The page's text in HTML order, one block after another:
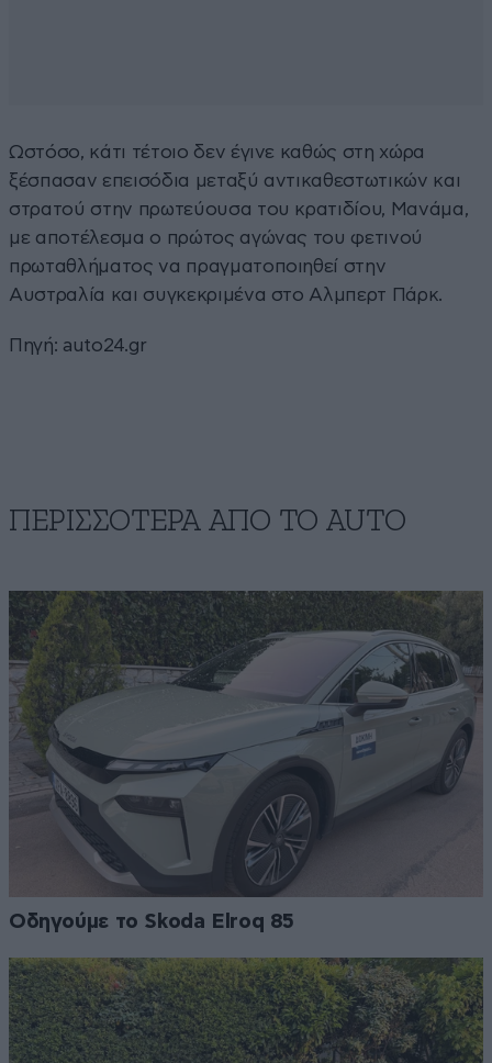
Ωστόσο, κάτι τέτοιο δεν έγινε καθώς στη χώρα
ξέσπασαν επεισόδια μεταξύ αντικαθεστωτικών και
στρατού στην πρωτεύουσα του κρατιδίου, Μανάμα,
με αποτέλεσμα ο πρώτος αγώνας του φετινού
πρωταθλήματος να πραγματοποιηθεί στην
Αυστραλία και συγκεκριμένα στο Αλμπερτ Πάρκ.
Πηγή: auto24.gr
ΠΕΡΙΣΣΟΤΕΡΑ ΑΠΟ ΤΟ AUTO
Οδηγούμε το Skoda Elroq 85